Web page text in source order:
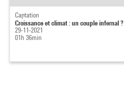
Captation
Croissance et climat : un couple infernal ?
29-11-2021
01h 36min